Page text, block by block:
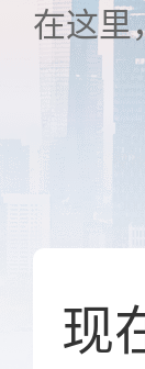
在这里
现